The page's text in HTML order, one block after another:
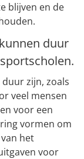
blijven en de
duur
zijn, zoals
veel mensen
voor een
vormen om
het
voor